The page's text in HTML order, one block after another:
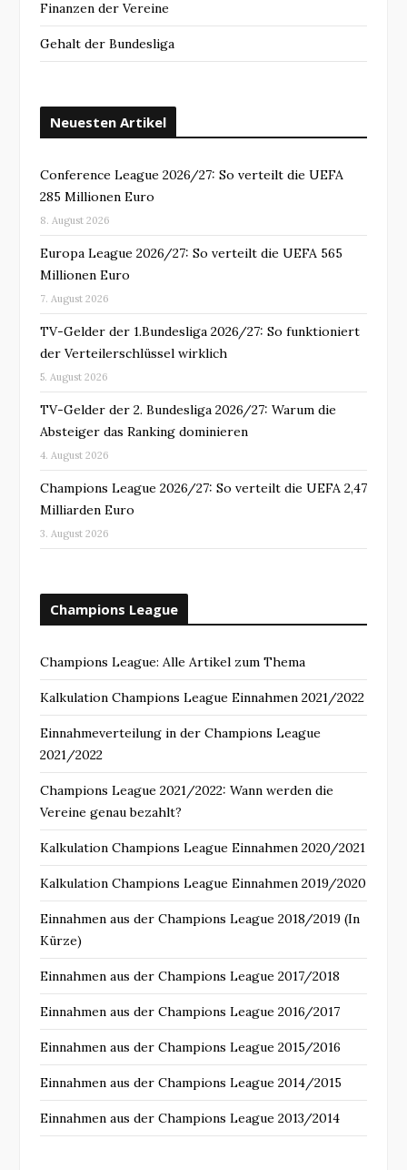
Finanzen der Vereine
Gehalt der Bundesliga
Neuesten Artikel
Conference League 2026/27: So verteilt die UEFA
285 Millionen Euro
8. August 2026
Europa League 2026/27: So verteilt die UEFA 565
Millionen Euro
7. August 2026
TV-Gelder der 1.Bundesliga 2026/27: So funktioniert
der Verteilerschlüssel wirklich
5. August 2026
TV-Gelder der 2. Bundesliga 2026/27: Warum die
Absteiger das Ranking dominieren
4. August 2026
Champions League 2026/27: So verteilt die UEFA 2,47
Milliarden Euro
3. August 2026
Champions League
Champions League: Alle Artikel zum Thema
Kalkulation Champions League Einnahmen 2021/2022
Einnahmeverteilung in der Champions League
2021/2022
Champions League 2021/2022: Wann werden die
Vereine genau bezahlt?
Kalkulation Champions League Einnahmen 2020/2021
Kalkulation Champions League Einnahmen 2019/2020
Einnahmen aus der Champions League 2018/2019 (In
Kürze)
Einnahmen aus der Champions League 2017/2018
Einnahmen aus der Champions League 2016/2017
Einnahmen aus der Champions League 2015/2016
Einnahmen aus der Champions League 2014/2015
Einnahmen aus der Champions League 2013/2014